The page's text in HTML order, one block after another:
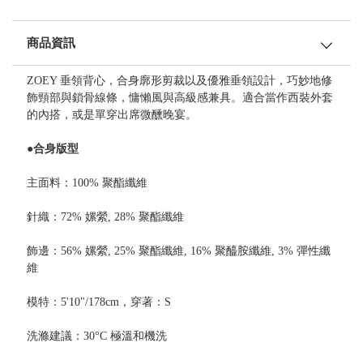
商品資訊
ZOEY 垂領背心，合身廓形剪裁以及優雅垂領設計，巧妙地修
飾頸部與鎖骨線條，慵懶風與高級感兼具。適合當作西裝外套
的內搭，或是單穿出席微醺晚宴。
●合身版型
主面料：100% 聚酯纖維
針織：72% 嫘縈, 28% 聚酯纖維
飾邊：56% 嫘縈, 25% 聚酯纖維, 16% 聚醯胺纖維, 3% 彈性纖
維
模特：5'10"/178cm，穿著：S
洗滌建議：30°C 極溫和機洗